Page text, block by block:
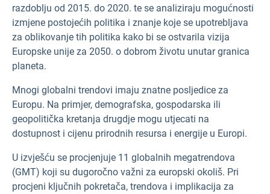
razdoblju od 2015. do 2020. te se analiziraju mogućnosti
izmjene postojećih politika i znanje koje se upotrebljava
za oblikovanje tih politika kako bi se ostvarila vizija
Europske unije za 2050. o dobrom životu unutar granica
planeta.
Mnogi globalni trendovi imaju znatne posljedice za
Europu. Na primjer, demografska, gospodarska ili
geopolitička kretanja drugdje mogu utjecati na
dostupnost i cijenu prirodnih resursa i energije u Europi.
U izvješću se procjenjuje 11 globalnih megatrendova
(GMT) koji su dugoročno važni za europski okoliš. Pri
procjeni ključnih pokretača, trendova i implikacija za